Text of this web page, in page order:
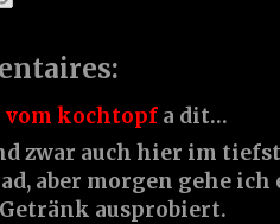
vom kochtopf a dit…
zwar auch hier im
aber morgen gehe
ausprobiert.